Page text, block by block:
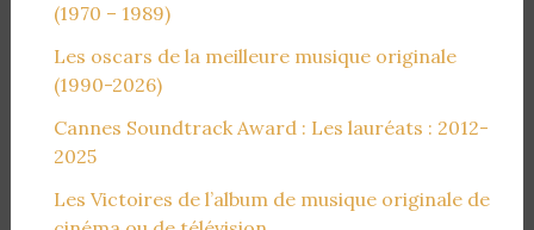
(1970 – 1989)
Les oscars de la meilleure musique originale
(1990-2026)
Cannes Soundtrack Award : Les lauréats : 2012-
2025
Les Victoires de l’album de musique originale de